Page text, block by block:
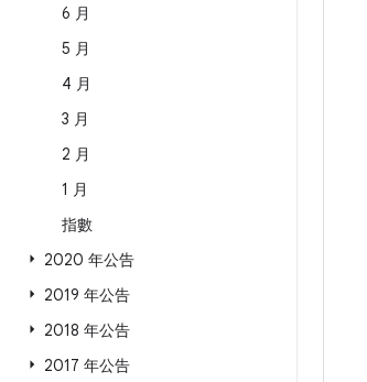
6 月
5 月
4 月
3 月
2 月
1 月
指數
2020 年公告
2019 年公告
2018 年公告
2017 年公告